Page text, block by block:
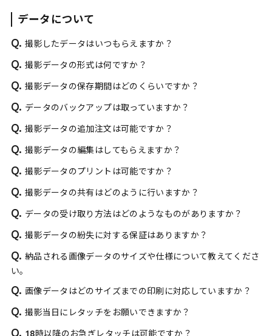
データについて
Q. 撮影したデータはいつもらえますか？
Q. 撮影データの形式は何ですか？
Q. 撮影データの保存期間はどのくらいですか？
Q. データのバックアップは取っていますか？
Q. 撮影データの追加注文は可能ですか？
Q. 撮影データの編集はしてもらえますか？
Q. 撮影データのプリントは可能ですか？
Q. 撮影データの共有はどのように行いますか？
Q. データの受け取り方法はどのようなものがありますか？
Q. 撮影データの紛失に対する保証はありますか？
Q. 納品される画像データのサイズや仕様について教えてくださ
い。
Q. 画像データはどのサイズまでの印刷に対応していますか？
Q. 撮影当日にレタッチをお願いできますか？
Q. 18時以降のお急ぎレタッチは可能ですか？